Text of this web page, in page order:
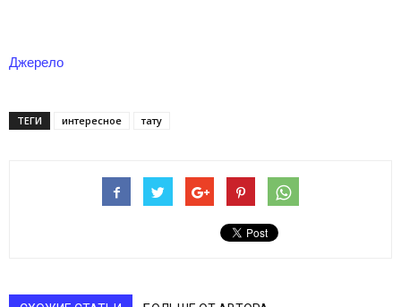
Джерело
ТЕГИ интересное тату